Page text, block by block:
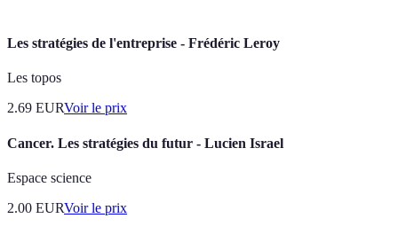
Les stratégies de l'entreprise - Frédéric Leroy
Les topos
2.69 EURVoir le prix
Cancer. Les stratégies du futur - Lucien Israel
Espace science
2.00 EURVoir le prix